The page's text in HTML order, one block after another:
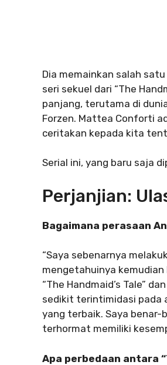
Dia memainkan salah
seri sekuel dari “The
panjang, terutama di
Forzen. Mattea Conforti
ceritakan kepada kita
Serial ini, yang baru saja
Perjanjian:
Bagaimana perasaan
“Saya sebenarnya
mengetahuinya
“The Handmaid’s Tale”
sedikit terintimidasi pada
yang terbaik. Saya benar-
terhormat memiliki
Apa perbedaan antara